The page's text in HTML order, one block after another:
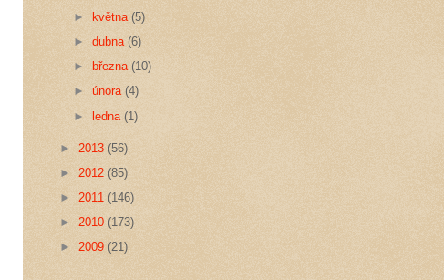
►května(5)
►dubna(6)
►
března (10)
►února(4)
►ledna(1)
► 2013 (56)
► 2012 (85)
► 2011 (146)
► 2010 (173)
► 2009 (21)